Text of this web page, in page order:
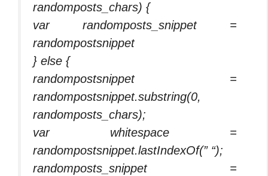
randomposts_chars) {
var randomposts_snippet =
randompostsnippet
} else {
randompostsnippet =
randompostsnippet.substring(0,
randomposts_chars);
var whitespace =
randompostsnippet.lastIndexOf(” “);
randomposts_snippet =